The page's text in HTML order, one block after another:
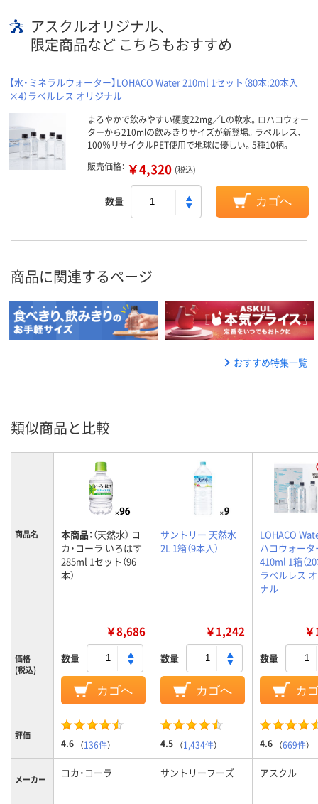
アスクルオリジナル、
限定商品など こちらもおすすめ
【水・ミネラルウォーター】LOHACO Water 210ml 1セット（80本:20本入
×4）ラベルレス オリジナル
まろやかで飲みやすい硬度22mg／Lの軟水。ロハコウォー
ターから210mlの飲みきりサイズが新登場。ラベルレス、
100％リサイクルPET使用で地球に優しい。5種10柄。
販売価格： ￥4,320 (税込)
数量 カゴへ
商品に関連するページ
おすすめ特集一覧
類似商品と比較
商品名 本商品：（天然水） コ
カ・コーラ いろはす
285ml 1セット（96
本）
サントリー 天然水
2L 1箱（9本入）
LOHACO
ハコウォータ
410ml 1箱（20
ラベルレス
ナル
価格
(税込)
￥8,686
数量
カゴへ
￥1,242
数量
カゴへ
数量
カ
評価
4.6 （136件） 4.5 （1,434件） 4.6 （669件）
メーカー コカ・コーラ サントリーフーズ アスクル